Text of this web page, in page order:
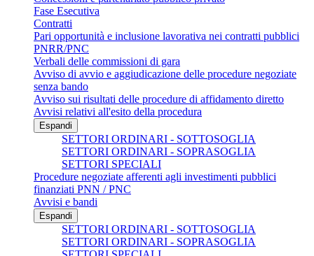
Fase Esecutiva
Contratti
Pari opportunità e inclusione lavorativa nei contratti pubblici
PNRR/PNC
Verbali delle commissioni di gara
Avviso di avvio e aggiudicazione delle procedure negoziate
senza bando
Avviso sui risultati delle procedure di affidamento diretto
Avvisi relativi all'esito della procedura
Espandi
SETTORI ORDINARI - SOTTOSOGLIA
SETTORI ORDINARI - SOPRASOGLIA
SETTORI SPECIALI
Procedure negoziate afferenti agli investimenti pubblici
finanziati PNN / PNC
Avvisi e bandi
Espandi
SETTORI ORDINARI - SOTTOSOGLIA
SETTORI ORDINARI - SOPRASOGLIA